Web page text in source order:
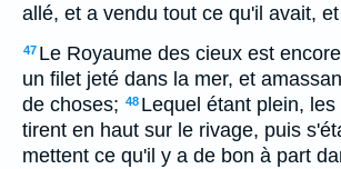
allé, et a vendu tout ce qu'il avait,
47 Le Royaume des cieux est
un filet jeté dans la mer, et
de choses; 48 Lequel étant plein,
tirent en haut sur le rivage, puis
mettent ce qu'il y a de bon à part